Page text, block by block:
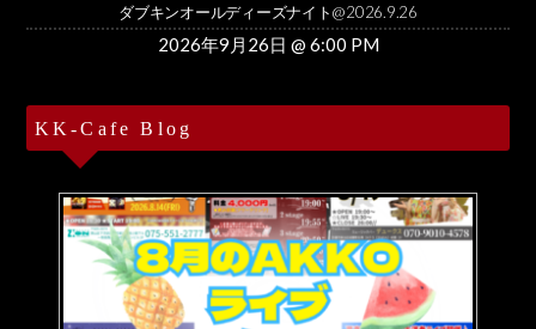
ダブキンオールディーズナイト@2026.9.26
2026年9月26日 @ 6:00 PM
KK-Cafe Blog